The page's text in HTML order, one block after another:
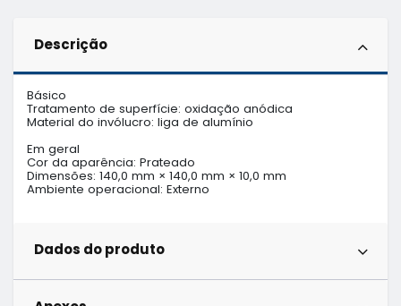
Descrição
Básico
Tratamento de superfície: oxidação anódica
Material do invólucro: liga de alumínio
Em geral
Cor da aparência: Prateado
Dimensões: 140,0 mm × 140,0 mm × 10,0 mm
Ambiente operacional: Externo
Dados do produto